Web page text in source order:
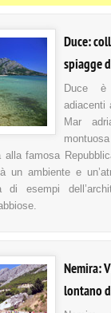
Duce:
spiagge
Duce
adiacenti
Mar
alla famosa
un ambiente e
di esempi
Nemira:
lontano